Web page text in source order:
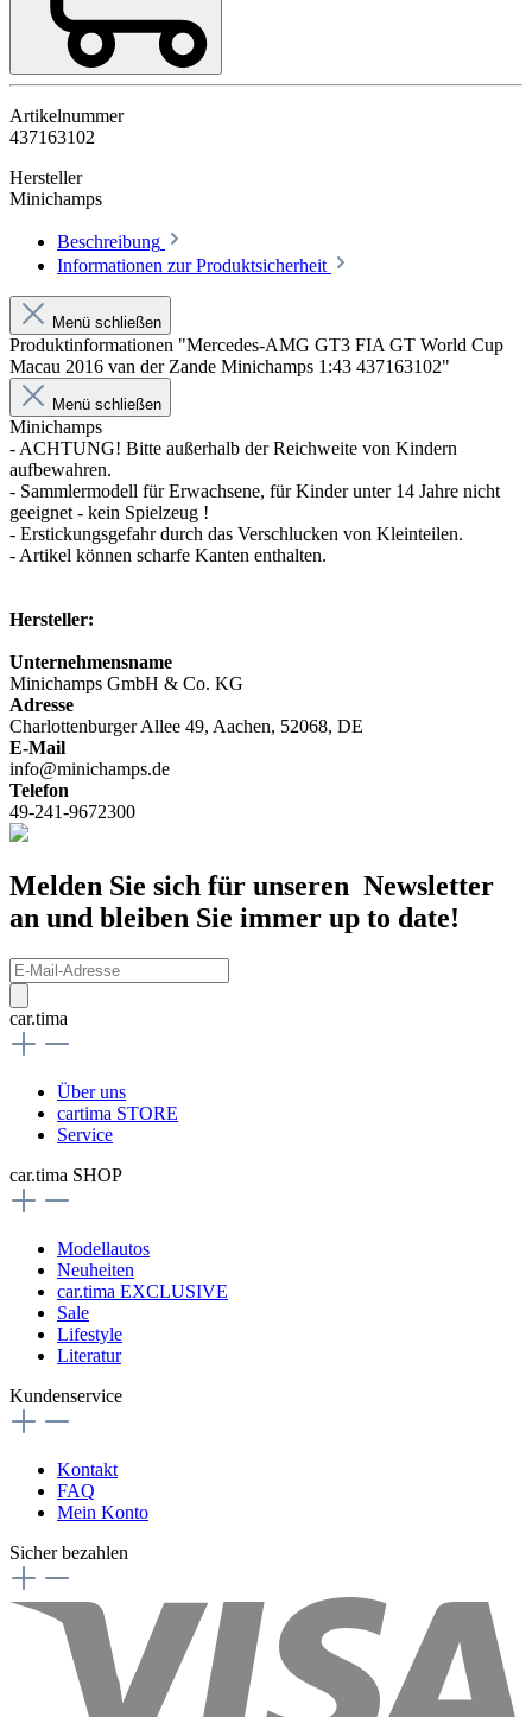
Artikelnummer
437163102
Hersteller
Minichamps
Beschreibung
Informationen zur Produktsicherheit
Menü schließen
Produktinformationen "Mercedes-AMG GT3 FIA GT World Cup
Macau 2016 van der Zande Minichamps 1:43 437163102"
Menü schließen
Minichamps
- ACHTUNG! Bitte außerhalb der Reichweite von Kindern
aufbewahren.
- Sammlermodell für Erwachsene, für Kinder unter 14 Jahre nicht
geeignet - kein Spielzeug !
- Erstickungsgefahr durch das Verschlucken von Kleinteilen.
- Artikel können scharfe Kanten enthalten.
Hersteller:
Unternehmensname
Minichamps GmbH & Co. KG
Adresse
Charlottenburger Allee 49, Aachen, 52068, DE
E-Mail
info@minichamps.de
Telefon
49-241-9672300
Melden Sie sich für unseren Newsletter
an und bleiben Sie immer up to date!
car.tima
Über uns
cartima STORE
Service
car.tima SHOP
Modellautos
Neuheiten
car.tima EXCLUSIVE
Sale
Lifestyle
Literatur
Kundenservice
Kontakt
FAQ
Mein Konto
Sicher bezahlen